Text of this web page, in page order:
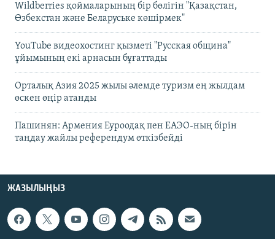
Wildberries қоймаларының бір бөлігін "Қазақстан,
Өзбекстан және Беларуське көшірмек"
YouTube видеохостинг қызметі "Русская община"
ұйымының екі арнасын бұғаттады
Орталық Азия 2025 жылы әлемде туризм ең жылдам
өскен өңір атанды
Пашинян: Армения Еуроодақ пен ЕАЭО-ның бірін
таңдау жайлы референдум өткізбейді
ЖАЗЫЛЫҢЫЗ